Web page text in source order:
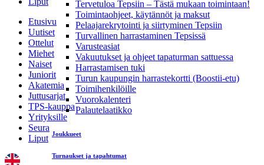
Tervetuloa Tepsiin – Tästä mukaan toimintaan!
Toimintaohjeet, käytännöt ja maksut
Pelaajarekrytointi ja siirtyminen Tepsiin
Turvallinen harrastaminen Tepsissä
Varusteasiat
Vakuutukset ja ohjeet tapaturman sattuessa
Harrastamisen tuki
Turun kaupungin harrastekortti (Boostii-etu)
Toimihenkilöille
Vuorokalenteri
Palautelaatikko
Joukkueet
Turnaukset ja tapahtumat
Etusivu
Uutiset
Ottelut
Miehet
Naiset
Juniorit
Akatemia
Juttusarjat
TPS-kauppa
Yrityksille
Seura
Liput